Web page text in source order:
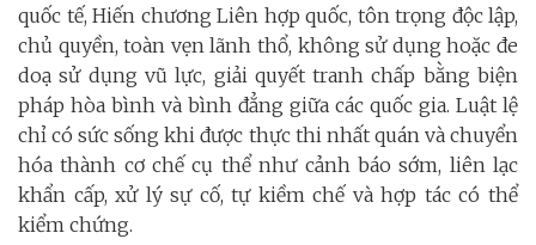
quốc tế, Hiến chương Liên hợp quốc, tôn trọng độc lập,
chủ quyền, toàn vẹn lãnh thổ, không sử dụng hoặc đe
doạ sử dụng vũ lực, giải quyết tranh chấp bằng biện
pháp hòa bình và bình đẳng giữa các quốc gia. Luật lệ
chỉ có sức sống khi được thực thi nhất quán và chuyển
hóa thành cơ chế cụ thể như cảnh báo sớm, liên lạc
khẩn cấp, xử lý sự cố, tự kiềm chế và hợp tác có thể
kiểm chứng.